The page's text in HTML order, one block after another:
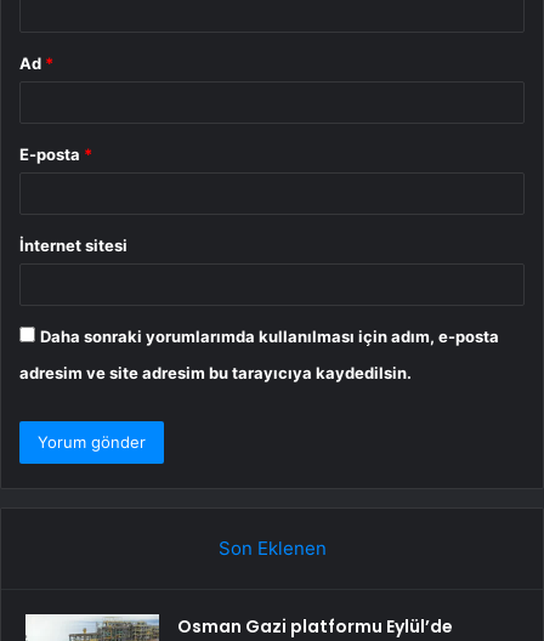
Ad *
E-posta *
İnternet sitesi
Daha sonraki yorumlarımda kullanılması için adım, e-posta
adresim ve site adresim bu tarayıcıya kaydedilsin.
Son Eklenen
Osman Gazi platformu Eylül’de